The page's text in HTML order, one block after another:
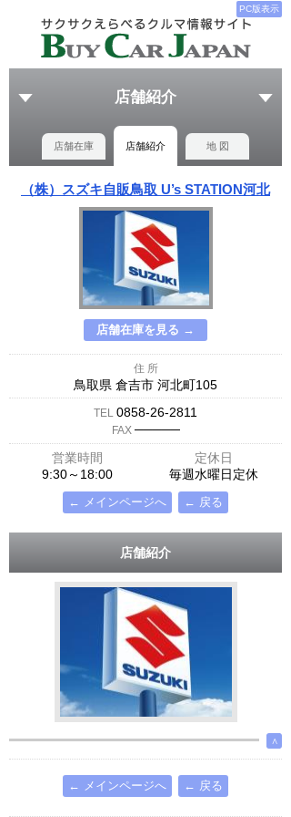
PC版表示
店舗紹介
店舗在庫 店舗紹介 地 図
（株）スズキ自販鳥取 U’s STATION河北
店舗在庫を見る →
住 所
鳥取県 倉吉市 河北町105
TEL 0858-26-2811
FAX ─────
営業時間
定休日
9:30～18:00
毎週水曜日定休
← メインページへ ← 戻る
店舗紹介
∧
← メインページへ ← 戻る